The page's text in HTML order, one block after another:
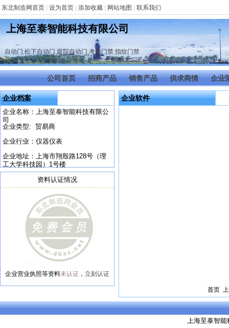
东北制造网首页 设为首页 添加收藏 网站地图 联系我们
上海至泰智能科技有限公司
自动门,松下自动门,庭院自动门,考勤门禁,指纹门禁
公司首页 招商产品 销售产品 供求商情 企业
企业档案
企业名称：上海至泰智能科技有限公
司
企业类型: 贸易商
企业行业：仪器仪表
企业地址：上海市翔殷路128号（理
工大学科技园）1号楼
资料认证情况
企业营业执照等资料未认证 ， 立刻认证
企业软件
首页
上海至泰智能